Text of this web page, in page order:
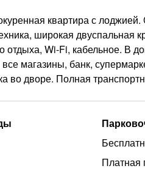
квартира с лоджией.
широкая двуспальная
Wi-Fi, кабельное. В
магазины, банк,
во дворе. Полная
Платная